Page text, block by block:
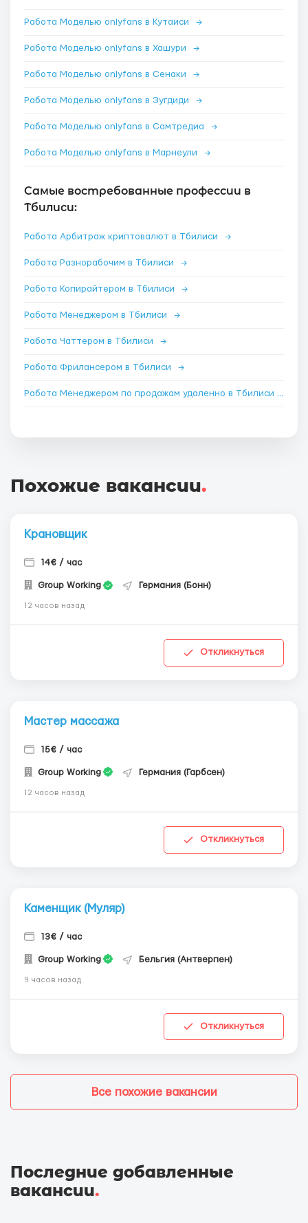
Работа Моделью onlyfans в Кутаиси →
Работа Моделью onlyfans в Хашури →
Работа Моделью onlyfans в Сенаки →
Работа Моделью onlyfans в Зугдиди →
Работа Моделью onlyfans в Самтредиа →
Работа Моделью onlyfans в Марнеули →
Самые востребованные профессии в
Тбилиси:
Работа Арбитраж криптовалют в Тбилиси →
Работа Разнорабочим в Тбилиси →
Работа Копирайтером в Тбилиси →
Работа Менеджером в Тбилиси →
Работа Чаттером в Тбилиси →
Работа Фрилансером в Тбилиси →
Работа Менеджером по продажам удаленно в Тбилиси→
Похожие вакансии.
Крановщик
14€ / час
Group Working Германия (Бонн)
12 часов назад
Откликнуться
Мастер массажа
15€ / час
Group Working Германия (Гарбсен)
12 часов назад
Откликнуться
Каменщик (Муляр)
13€ / час
Group Working Бельгия (Антверпен)
9 часов назад
Откликнуться
Все похожие вакансии
Последние добавленные
вакансии.